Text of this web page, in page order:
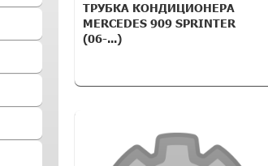
ТРУБКА КОНДИЦИОНЕРА
MERCEDES 909 SPRINTER
(06-...)